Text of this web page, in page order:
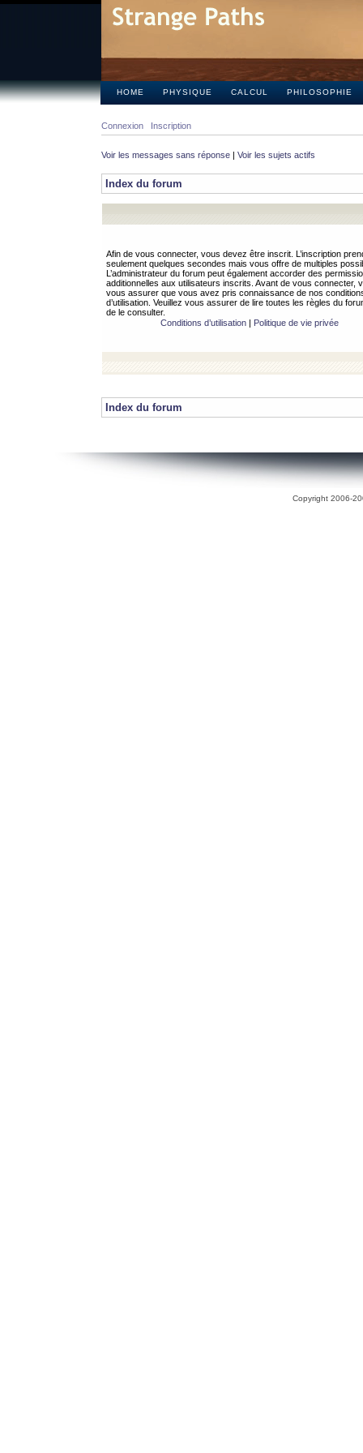
HOME PHYSIQUE CALCUL PHILOSOPHIE
Connexion Inscription
Voir les messages sans réponse | Voir les sujets actifs
Index du forum
Afin de vous connecter, vous devez être inscrit. L’inscription
seulement quelques secondes mais vous offre de multiples
L’administrateur du forum peut également accorder des
additionnelles aux utilisateurs inscrits. Avant de vous connecter,
vous assurer que vous avez pris connaissance de nos
d’utilisation. Veuillez vous assurer de lire toutes les règles du
de le consulter.
Conditions d’utilisation| Politique de vie privée
Index du forum
Copyright 2006-